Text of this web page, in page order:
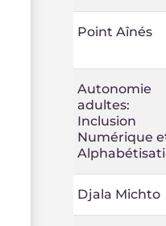
Point Aînés
Autonomie
adultes:
Inclusion
Numérique
Djala Michto